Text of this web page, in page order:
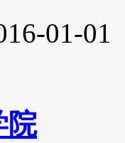
01-01
院